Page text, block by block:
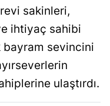
sakinleri,
ihtiyaç sahibi
bayram sevincini
ulaştırdı.